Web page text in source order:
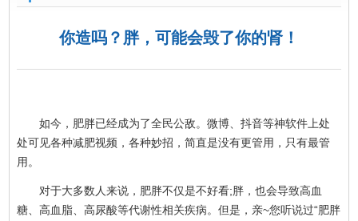
你造吗？胖，可能会毁了你的肾！
如今，肥胖已经成为了全民公敌。微博、抖音等神软件上处
处可见各种减肥视频，各种妙招，简直是没有更管用，只有最管
用。
对于大多数人来说，肥胖不仅是不好看;胖，也会导致高血
糖、高血脂、高尿酸等代谢性相关疾病。但是，亲~您听说过“肥胖